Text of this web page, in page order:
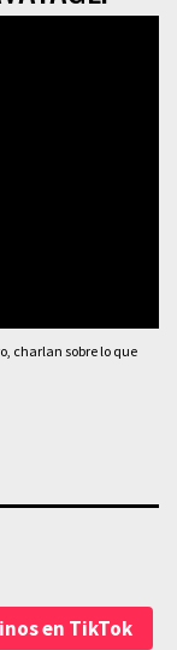
charlan sobre lo que
en TikTok